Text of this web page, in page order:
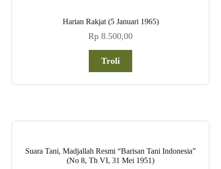
Harian Rakjat (5 Januari 1965)
Rp 8.500,00
Troli
Suara Tani, Madjallah Resmi “Barisan Tani Indonesia”
(No 8, Th VI, 31 Mei 1951)